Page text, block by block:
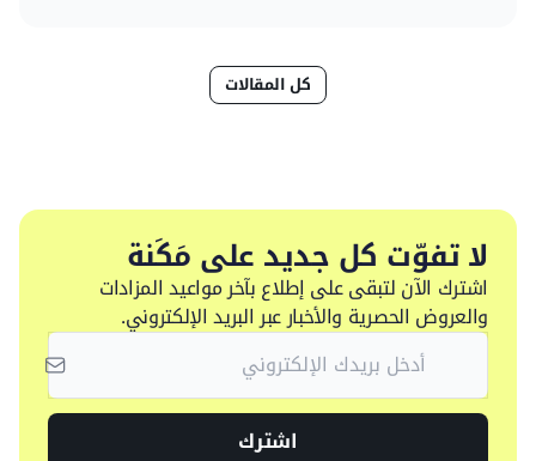
كل المقالات
لا تفوّت كل جديد على مَكَنة
اشترك الآن لتبقى على إطلاع بآخر مواعيد المزادات
والعروض الحصرية والأخبار عبر البريد الإلكتروني.
اشترك